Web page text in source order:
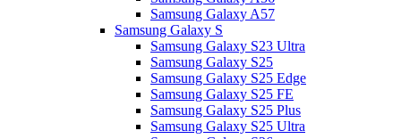
Samsung Galaxy A57
Samsung Galaxy S
Samsung Galaxy S23 Ultra
Samsung Galaxy S25
Samsung Galaxy S25 Edge
Samsung Galaxy S25 FE
Samsung Galaxy S25 Plus
Samsung Galaxy S25 Ultra